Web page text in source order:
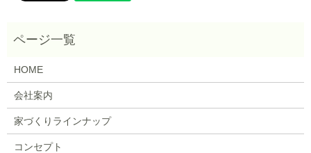
HOME
会社案内
家づくりラインナップ
コンセプト